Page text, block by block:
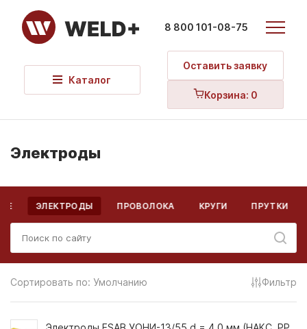
8 800 101-08-75
Каталог
Оставить заявку
Корзина: 0
Электроды
ЭЛЕКТРОДЫ ПРОВОЛОКА КРУГИ ПРУТКИ
Сортировать по: Умолчанию Фильтр